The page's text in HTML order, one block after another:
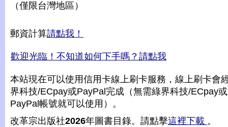
（僅限台灣地區）
郵資計算請點我！
歡迎光臨！不知道如何下手嗎？請點我
本站現在可以使用信用卡線上刷卡服務，線上刷卡會
界科技/ECpay或PayPal完成（無需綠界科技/ECpay或
PayPal帳號就可以使用）。
改革宗出版社2026年圖書目錄。請點擊這裡下載 。